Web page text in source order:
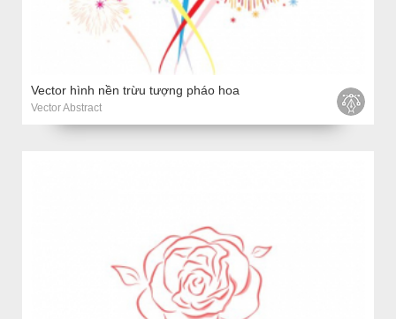
Vector hình nền trừu tượng pháo hoa
Vector Abstract